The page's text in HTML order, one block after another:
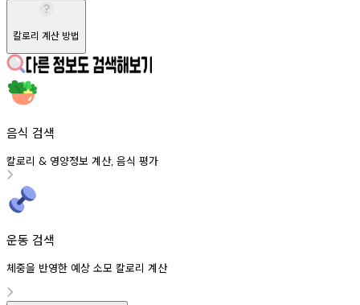
칼로리 계산 방법
음식 검색
칼로리 & 영양정보 계산, 음식 평가
운동 검색
체중을 반영한 예상 소모 칼로리 계산